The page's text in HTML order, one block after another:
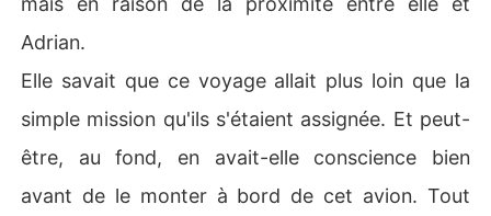
Adrian.
Elle savait que ce voyage allait plus loin que la
simple mission qu'ils s'étaient assignée. Et peut-
être, au fond, en avait-elle conscience bien
avant de le monter à bord de cet avion. Tout